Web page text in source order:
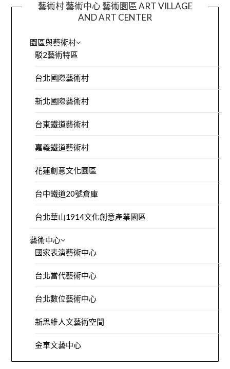
藝術村 藝術中心 藝術園區 ART VILLAGE
AND ART CENTER
園區與藝術村
駁2藝術特區
台北國際藝術村
新北國際藝術村
台東鐵道藝術村
嘉義鐵道藝術村
花蓮創意文化園區
台中鐵道20號倉庫
台北華山1914文化創意產業園區
藝術中心
國家表演藝術中心
台北當代藝術中心
台北數位藝術中心
新思維人文藝術空間
金車文藝中心